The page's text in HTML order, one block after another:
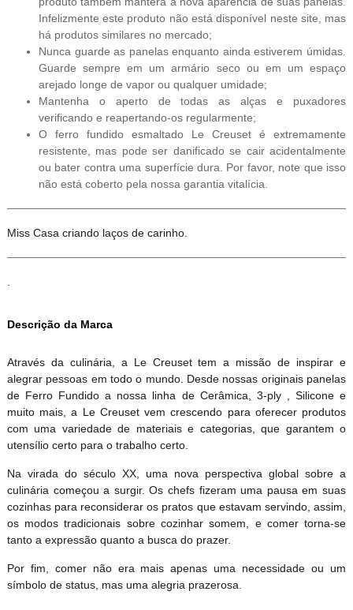
Infelizmente este produto não está disponível neste site, mas
há produtos similares no mercado;
Nunca guarde as panelas enquanto ainda estiverem úmidas.
Guarde sempre em um armário seco ou em um espaço
arejado longe de vapor ou qualquer umidade;
Mantenha o aperto de todas as alças e puxadores
verificando e reapertando-os regularmente;
O ferro fundido esmaltado Le Creuset é extremamente
resistente, mas pode ser danificado se cair acidentalmente
ou bater contra uma superfície dura. Por favor, note que isso
não está coberto pela nossa garantia vitalícia.
Miss Casa criando laços de carinho.
.
Descrição da Marca
Através da culinária, a Le Creuset tem a missão de inspirar e
alegrar pessoas em todo o mundo. Desde nossas originais panelas
de Ferro Fundido a nossa linha de Cerâmica, 3-ply , Silicone e
muito mais, a Le Creuset vem crescendo para oferecer produtos
com uma variedade de materiais e categorias, que garantem o
utensílio certo para o trabalho certo.
Na virada do século XX, uma nova perspectiva global sobre a
culinária começou a surgir. Os chefs fizeram uma pausa em suas
cozinhas para reconsiderar os pratos que estavam servindo, assim,
os modos tradicionais sobre cozinhar somem, e comer torna-se
tanto a expressão quanto a busca do prazer.
Por fim, comer não era mais apenas uma necessidade ou um
símbolo de status, mas uma alegria prazerosa.